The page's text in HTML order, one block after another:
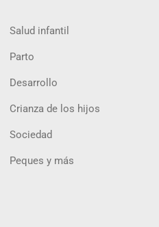
Salud infantil
Parto
Desarrollo
Crianza de los hijos
Sociedad
Peques y más